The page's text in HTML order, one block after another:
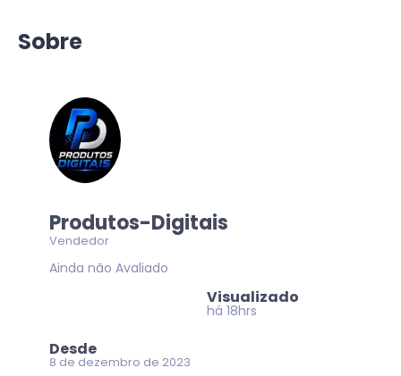
Sobre
Produtos-Digitais
Vendedor
Ainda não Avaliado
Visualizado
há 18hrs
Desde
8 de dezembro de 2023